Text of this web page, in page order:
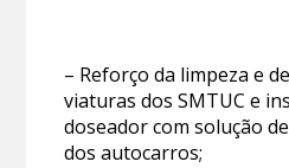
– Reforço da limpeza e
viaturas dos SMTUC e
doseador com solução
dos autocarros;